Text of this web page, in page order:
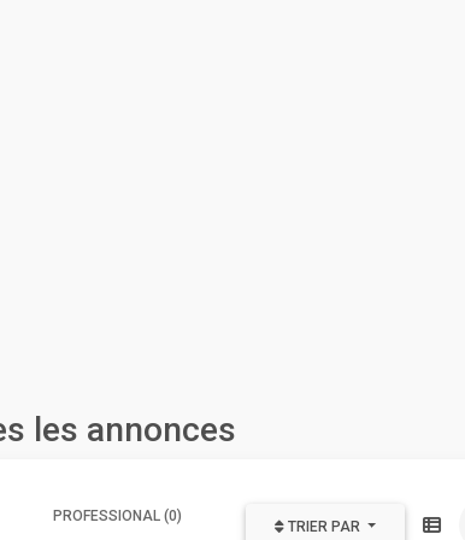
les annonces
PROFESSIONAL (0)
TRIER PAR